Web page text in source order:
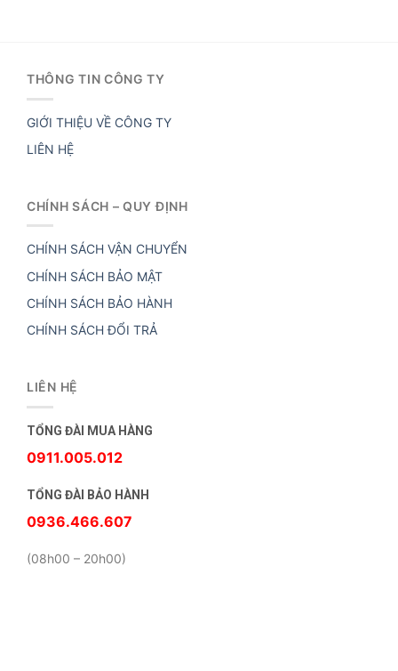
THÔNG TIN CÔNG TY
GIỚI THIỆU VỀ CÔNG TY
LIÊN HỆ
CHÍNH SÁCH – QUY ĐỊNH
CHÍNH SÁCH VẬN CHUYỂN
CHÍNH SÁCH BẢO MẬT
CHÍNH SÁCH BẢO HÀNH
CHÍNH SÁCH ĐỔI TRẢ
LIÊN HỆ
TỔNG ĐÀI MUA HÀNG
0911.005.012
TỔNG ĐÀI BẢO HÀNH
0936.466.607
(08h00 – 20h00)